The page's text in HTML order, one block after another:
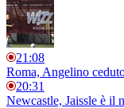
21:08
Roma, Angelino
20:31
Newcastle, Jaissle è il